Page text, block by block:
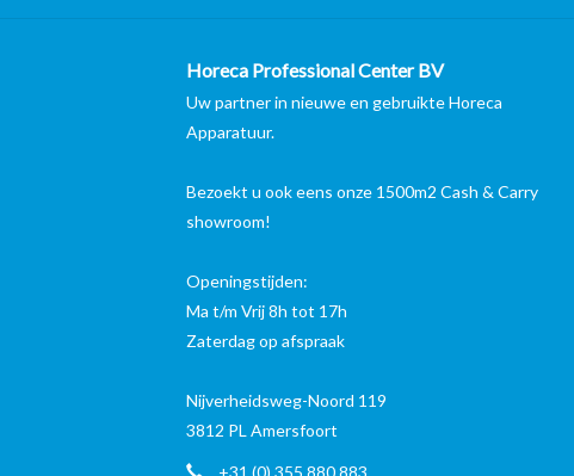
Horeca Professional Center BV
Uw partner in nieuwe en gebruikte Horeca
Apparatuur.
Bezoekt u ook eens onze 1500m2 Cash & Carry
showroom!
Openingstijden:
Ma t/m Vrij 8h tot 17h
Zaterdag op afspraak
Nijverheidsweg-Noord 119
3812 PL Amersfoort